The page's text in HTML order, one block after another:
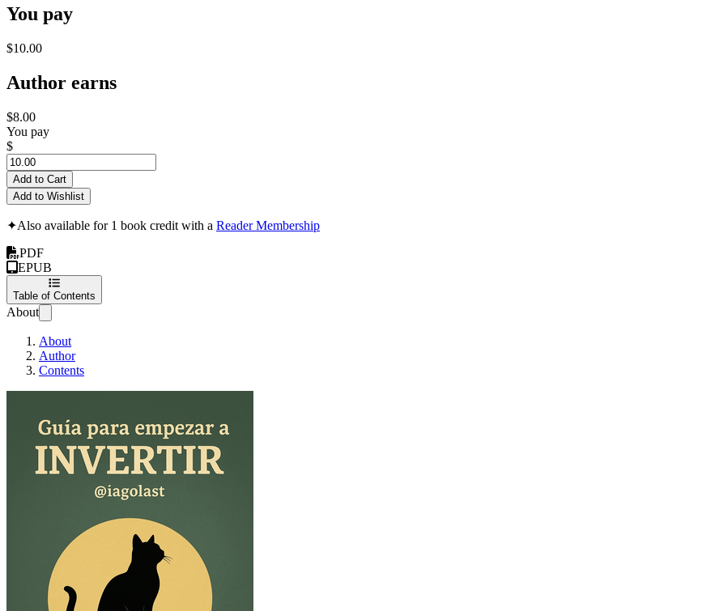
You pay
$10.00
Author earns
$8.00
You pay
$
Add to Cart
Add to Wishlist
✦Also available for 1 book credit with a Reader Membership
PDF
EPUB
Table of Contents
About
About
Author
Contents